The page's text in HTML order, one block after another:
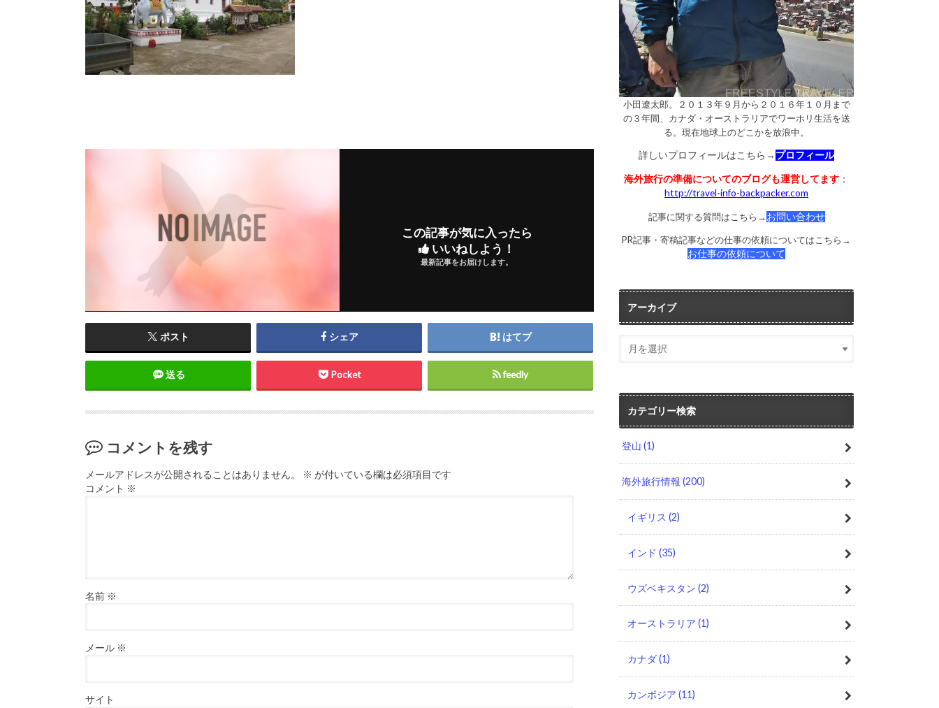
この記事が気に入ったら
いいねしよう！
最新記事をお届けします。
ポスト シェア はてブ
送る Pocket feedly
コメントを残す
メールアドレスが公開されることはありません。 ※ が付いている欄は必須項目です
コメント ※
名前 ※
メール ※
サイト
小田遼太郎。２０１３年９月から２０１６年１０月まで
の３年間、カナダ・オーストラリアでワーホリ生活を送
る。現在地球上のどこかを放浪中。
詳しいプロフィールはこちら→ プロフィール
海外旅行の準備についてのブログも運営してます ：
http://travel-info-backpacker.com
記事に関する質問はこちら→お問い合わせ
PR記事・寄稿記事などの仕事の依頼についてはこちら→
お仕事の依頼について
アーカイブ
カテゴリー検索
登山(1)
海外旅行情報(200)
イギリス (2)
インド (35)
ウズベキスタン (2)
オーストラリア (1)
カナダ(1)
カンボジア (11)